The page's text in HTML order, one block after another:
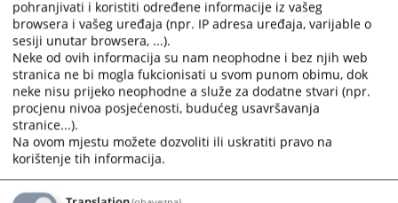
Trenutno nema vijesti
pohranjivati i koristiti određene informacije iz vašeg
browsera i vašeg uređaja (npr. IP adresa uređaja, varijable o
sesiji unutar browsera, ...).
Neke od ovih informacija su nam neophodne i bez njih web
stranica ne bi mogla fukcionisati u svom punom obimu, dok
neke nisu prijeko neophodne a služe za dodatne stvari (npr.
procjenu nivoa posjećenosti, budućeg usavršavanja
stranice...).
Na ovom mjestu možete dozvoliti ili uskratiti pravo na
korištenje tih informacija.